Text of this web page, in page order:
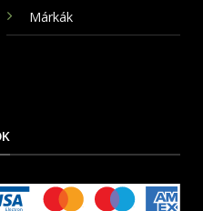
Márkák